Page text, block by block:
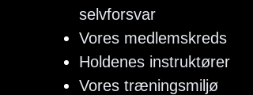
selvforsvar
Vores medlemskreds
Holdenes instruktører
Vores træningsmiljø